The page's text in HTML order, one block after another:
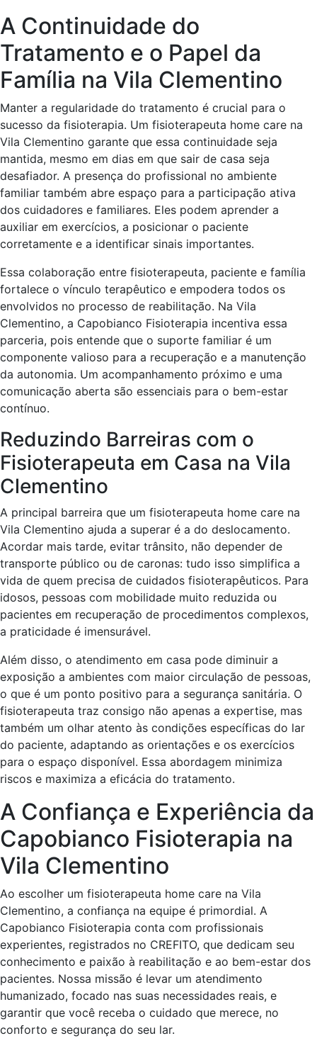
A Continuidade do
Tratamento e o Papel da
Família na Vila Clementino
Manter a regularidade do tratamento é crucial para o
sucesso da fisioterapia. Um fisioterapeuta home care na
Vila Clementino garante que essa continuidade seja
mantida, mesmo em dias em que sair de casa seja
desafiador. A presença do profissional no ambiente
familiar também abre espaço para a participação ativa
dos cuidadores e familiares. Eles podem aprender a
auxiliar em exercícios, a posicionar o paciente
corretamente e a identificar sinais importantes.
Essa colaboração entre fisioterapeuta, paciente e família
fortalece o vínculo terapêutico e empodera todos os
envolvidos no processo de reabilitação. Na Vila
Clementino, a Capobianco Fisioterapia incentiva essa
parceria, pois entende que o suporte familiar é um
componente valioso para a recuperação e a manutenção
da autonomia. Um acompanhamento próximo e uma
comunicação aberta são essenciais para o bem-estar
contínuo.
Reduzindo Barreiras com o
Fisioterapeuta em Casa na Vila
Clementino
A principal barreira que um fisioterapeuta home care na
Vila Clementino ajuda a superar é a do deslocamento.
Acordar mais tarde, evitar trânsito, não depender de
transporte público ou de caronas: tudo isso simplifica a
vida de quem precisa de cuidados fisioterapêuticos. Para
idosos, pessoas com mobilidade muito reduzida ou
pacientes em recuperação de procedimentos complexos,
a praticidade é imensurável.
Além disso, o atendimento em casa pode diminuir a
exposição a ambientes com maior circulação de pessoas,
o que é um ponto positivo para a segurança sanitária. O
fisioterapeuta traz consigo não apenas a expertise, mas
também um olhar atento às condições específicas do lar
do paciente, adaptando as orientações e os exercícios
para o espaço disponível. Essa abordagem minimiza
riscos e maximiza a eficácia do tratamento.
A Confiança e Experiência da
Capobianco Fisioterapia na
Vila Clementino
Ao escolher um fisioterapeuta home care na Vila
Clementino, a confiança na equipe é primordial. A
Capobianco Fisioterapia conta com profissionais
experientes, registrados no CREFITO, que dedicam seu
conhecimento e paixão à reabilitação e ao bem-estar dos
pacientes. Nossa missão é levar um atendimento
humanizado, focado nas suas necessidades reais, e
garantir que você receba o cuidado que merece, no
conforto e segurança do seu lar.